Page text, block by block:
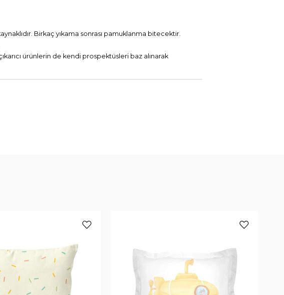
Birkaç yıkama sonrası pamuklanma bitecektir.
ürünlerin de kendi prospektüsleri baz alınarak